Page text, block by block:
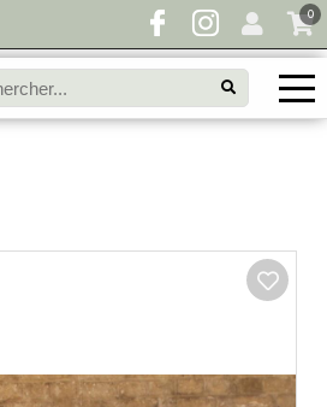
0
de disponibilité, remplissez